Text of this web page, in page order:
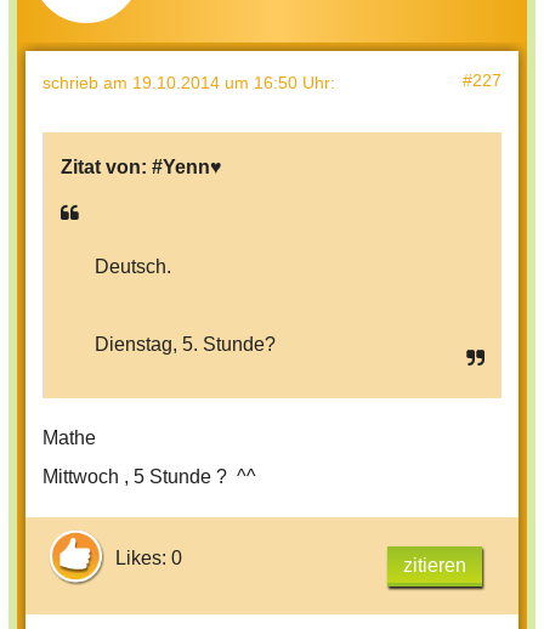
schrieb am 19.10.2014 um 16:50 Uhr: #227
Zitat von: #Yenn♥
Deutsch.
Dienstag, 5. Stunde?
Mathe
Mittwoch , 5 Stunde ? ^^
Likes: 0 zitieren